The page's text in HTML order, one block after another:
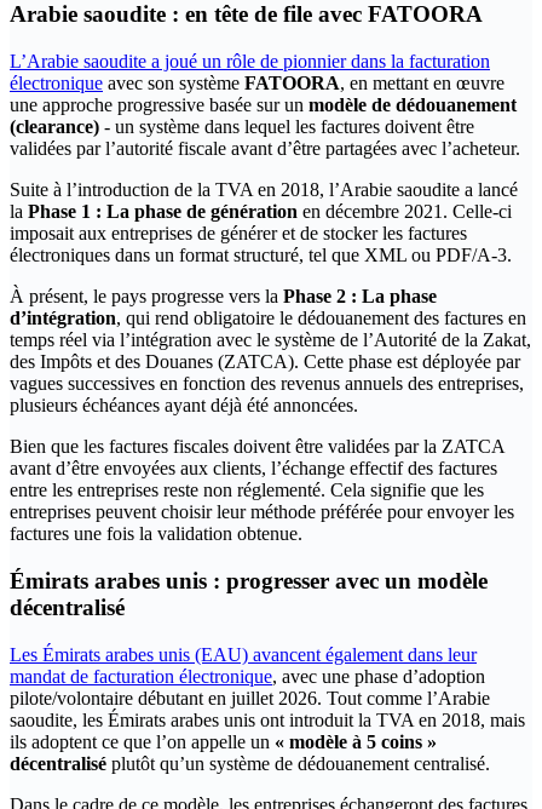
Arabie saoudite : en tête de file avec FATOORA
L’Arabie saoudite a joué un rôle de pionnier dans la facturation
électronique avec son système FATOORA, en mettant en œuvre
une approche progressive basée sur un modèle de dédouanement
(clearance) - un système dans lequel les factures doivent être
validées par l’autorité fiscale avant d’être partagées avec l’acheteur.
‍Suite à l’introduction de la TVA en 2018, l’Arabie saoudite a lancé
la Phase 1 : La phase de génération en décembre 2021. Celle-ci
imposait aux entreprises de générer et de stocker les factures
électroniques dans un format structuré, tel que XML ou PDF/A-3.
‍À présent, le pays progresse vers la Phase 2 : La phase
d’intégration, qui rend obligatoire le dédouanement des factures en
temps réel via l’intégration avec le système de l’Autorité de la Zakat,
des Impôts et des Douanes (ZATCA). Cette phase est déployée par
vagues successives en fonction des revenus annuels des entreprises,
plusieurs échéances ayant déjà été annoncées.
‍Bien que les factures fiscales doivent être validées par la ZATCA
avant d’être envoyées aux clients, l’échange effectif des factures
entre les entreprises reste non réglementé. Cela signifie que les
entreprises peuvent choisir leur méthode préférée pour envoyer les
factures une fois la validation obtenue.
Émirats arabes unis : progresser avec un modèle
décentralisé
Les Émirats arabes unis (EAU) avancent également dans leur
mandat de facturation électronique, avec une phase d’adoption
pilote/volontaire débutant en juillet 2026. Tout comme l’Arabie
saoudite, les Émirats arabes unis ont introduit la TVA en 2018, mais
ils adoptent ce que l’on appelle un « modèle à 5 coins »
décentralisé plutôt qu’un système de dédouanement centralisé.
‍Dans le cadre de ce modèle, les entreprises échangeront des factures